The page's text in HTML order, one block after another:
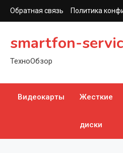
Перейти
к
Обратная связь Политика
smartfon-
ТехноОбзор
Видеокарты Жесткие
диски